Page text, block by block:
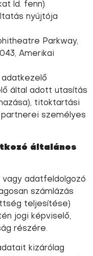
ld. fenn)
nyújtója
Parkway,
Amerikai
által adott utasítás
titoktartási
személyes
általános
adatfeldolgozó
számlázás
teljesítése)
jogi képviselő,
részére.
kizárólag